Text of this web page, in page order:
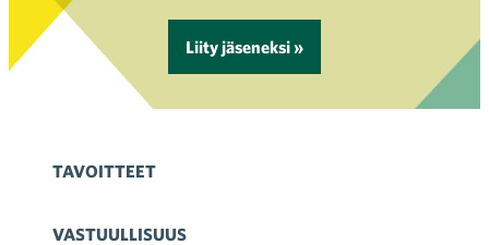
Liity jäseneksi »
TAVOITTEET
VASTUULLISUUS